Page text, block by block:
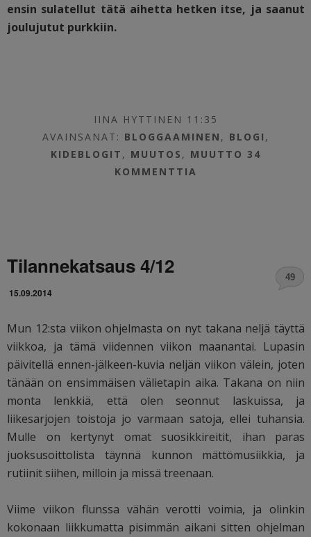
ensin sulatellut tätä aihetta hetken itse, ja saanut
joulujutut purkkiin.
IINA HYTTINEN 11:35
AVAINSANAT: BLOGGAAMINEN , BLOGI ,
KIDEBLOGIT , MUUTOS , MUUTTO 34
KOMMENTTIA
Tilannekatsaus 4/12
15.09.2014
49
Mun 12:sta viikon ohjelmasta on nyt takana neljä täyttä
viikkoa, ja tämä viidennen viikon maanantai. Lupasin
päivitellä ennen-jälkeen-kuvia neljän viikon välein, joten
tänään on ensimmäisen välietapin aika. Takana on niin
monta lenkkiä, että olen seonnut laskuissa, ja
liikesarjojen toistoja jo varmaan satoja, ellei tuhansia.
Mulle on kertynyt omat suosikkireitit, ihan paras
juoksusoittolista täynnä kunnon mättömusiikkia, ja
rutiinit siihen, milloin ja missä treenaan.
Viime viikon flunssa vähän verotti voimia, ja olinkin
kokonaan liikkumatta pisimmän aikani sitten ohjelman